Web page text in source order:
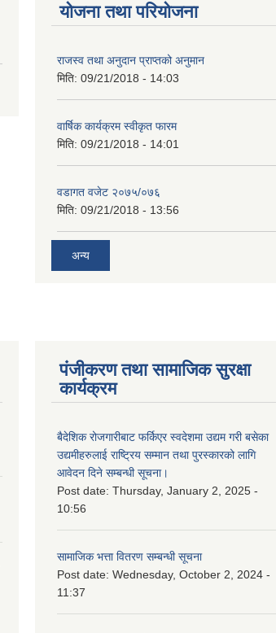
योजना तथा परियोजना
राजस्व तथा अनुदान प्राप्तको अनुमान
मिति: 09/21/2018 - 14:03
वार्षिक कार्यक्रम स्वीकृत फारम
मिति: 09/21/2018 - 14:01
वडागत वजेट २०७५/०७६
मिति: 09/21/2018 - 13:56
अन्य
पंजीकरण तथा सामाजिक सुरक्षा
कार्यक्रम
बैदेशिक रोजगारीबाट फर्किएर स्वदेशमा उद्यम गरी बसेका
उद्यमीहरुलाई राष्‍ट्रिय सम्मान तथा पुरस्कारको लागि
आवेदन दिने सम्बन्धी सूचना।
Post date: Thursday, January 2, 2025 -
10:56
सामाजिक भत्ता वितरण सम्बन्धी सूचना
Post date: Wednesday, October 2, 2024 -
11:37